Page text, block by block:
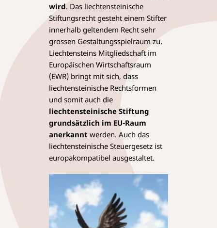
wird. Das liechtensteinische
Stiftungsrecht gesteht einem Stifter
innerhalb geltendem Recht sehr
grossen Gestaltungsspielraum zu.
Liechtensteins Mitgliedschaft im
Europäischen Wirtschaftsraum
(EWR) bringt mit sich, dass
liechtensteinische Rechtsformen
und somit auch die
liechtensteinische Stiftung
grundsätzlich im EU-Raum
anerkannt werden. Auch das
liechtensteinische Steuergesetz ist
europakompatibel ausgestaltet.